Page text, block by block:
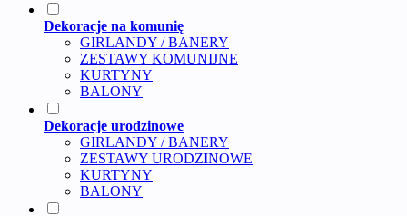
Dekoracje na komunię
GIRLANDY / BANERY
ZESTAWY KOMUNIJNE
KURTYNY
BALONY
Dekoracje urodzinowe
GIRLANDY / BANERY
ZESTAWY URODZINOWE
KURTYNY
BALONY